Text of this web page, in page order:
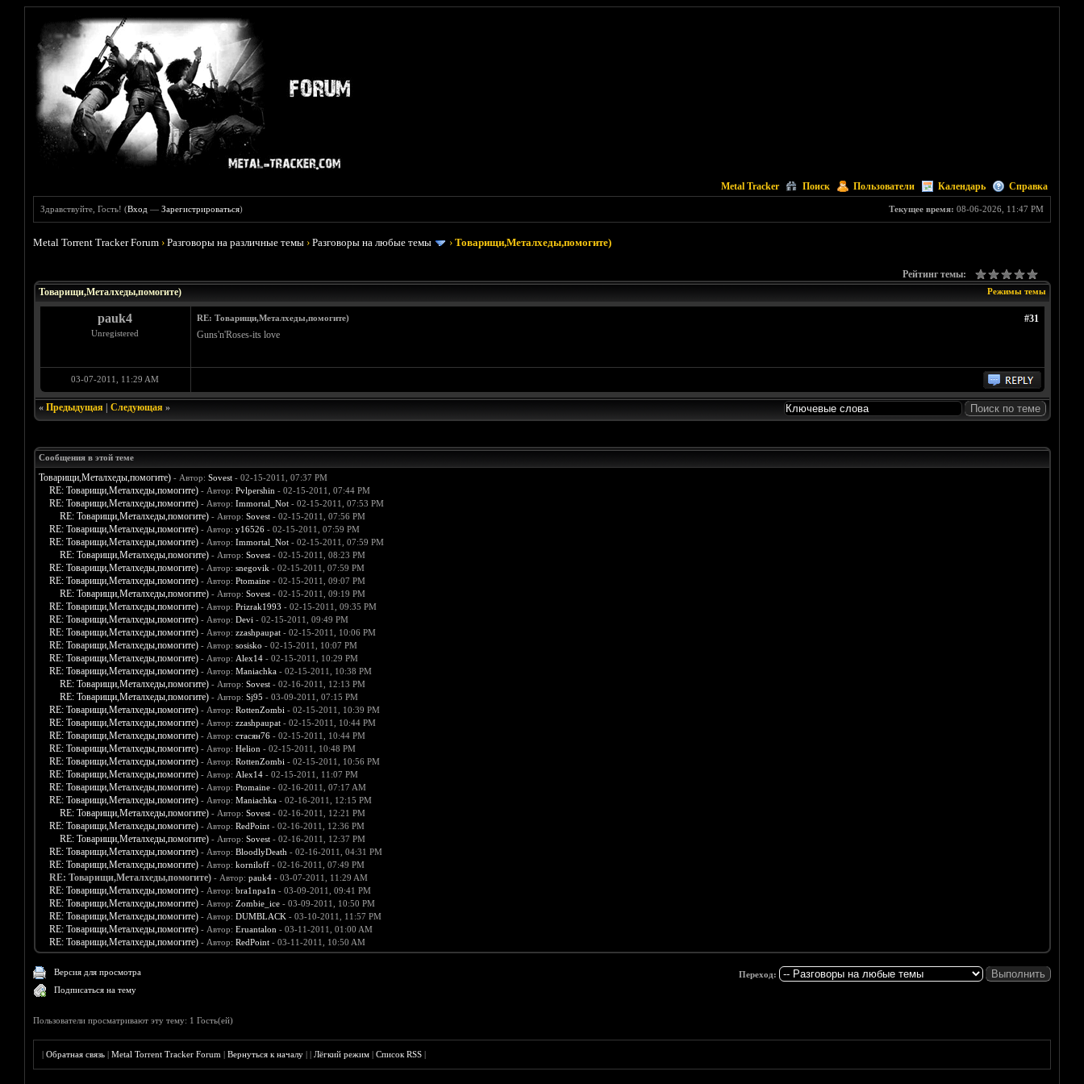
Metal Tracker Поиск Пользователи Календарь Справка
Текущее время: 08-06-2026, 11:47 PM
Здравствуйте, Гость! (Вход —Зарегистрироваться)
Metal Torrent Tracker Forum ›Разговоры на различные темы ›Разговоры на любые темы ›Товарищи,Металхеды,помогите)
Рейтинг темы:
Режимы темы
Товарищи,Металхеды,помогите)
pauk4
Unregistered
#31
RE: Товарищи,Металхеды,помогите)
Guns'n'Roses-its love
03-07-2011, 11:29 AM
« Предыдущая| Следующая»
Сообщения в этой теме
Товарищи,Металхеды,помогите) - Автор: Sovest- 02-15-2011, 07:37 PM
RE: Товарищи,Металхеды,помогите) - Автор: Pvlpershin - 02-15-2011, 07:44 PM
RE: Товарищи,Металхеды,помогите) - Автор: Immortal_Not- 02-15-2011, 07:53 PM
RE: Товарищи,Металхеды,помогите) - Автор: Sovest- 02-15-2011, 07:56 PM
RE: Товарищи,Металхеды,помогите) - Автор: y16526- 02-15-2011, 07:59 PM
RE: Товарищи,Металхеды,помогите) - Автор: Immortal_Not- 02-15-2011, 07:59 PM
RE: Товарищи,Металхеды,помогите) - Автор: Sovest- 02-15-2011, 08:23 PM
RE: Товарищи,Металхеды,помогите) - Автор: snegovik - 02-15-2011, 07:59 PM
RE: Товарищи,Металхеды,помогите) - Автор: Ptomaine- 02-15-2011, 09:07 PM
RE: Товарищи,Металхеды,помогите) - Автор: Sovest- 02-15-2011, 09:19 PM
RE: Товарищи,Металхеды,помогите) - Автор: Prizrak1993 - 02-15-2011, 09:35 PM
RE: Товарищи,Металхеды,помогите) - Автор: Devi - 02-15-2011, 09:49 PM
RE: Товарищи,Металхеды,помогите) - Автор: zzashpaupat- 02-15-2011, 10:06 PM
RE: Товарищи,Металхеды,помогите) - Автор: sosisko - 02-15-2011, 10:07 PM
RE: Товарищи,Металхеды,помогите) - Автор: Alex14- 02-15-2011, 10:29 PM
RE: Товарищи,Металхеды,помогите) - Автор: Maniachka- 02-15-2011, 10:38 PM
RE: Товарищи,Металхеды,помогите) - Автор: Sovest- 02-16-2011, 12:13 PM
RE: Товарищи,Металхеды,помогите) - Автор: Sj95 - 03-09-2011, 07:15 PM
RE: Товарищи,Металхеды,помогите) - Автор: RottenZombi - 02-15-2011, 10:39 PM
RE: Товарищи,Металхеды,помогите) - Автор: zzashpaupat- 02-15-2011, 10:44 PM
RE: Товарищи,Металхеды,помогите) - Автор: стасян76- 02-15-2011, 10:44 PM
RE: Товарищи,Металхеды,помогите) - Автор: Helion - 02-15-2011, 10:48 PM
RE: Товарищи,Металхеды,помогите) - Автор: RottenZombi - 02-15-2011, 10:56 PM
RE: Товарищи,Металхеды,помогите) - Автор: Alex14- 02-15-2011, 11:07 PM
RE: Товарищи,Металхеды,помогите) - Автор: Ptomaine- 02-16-2011, 07:17 AM
RE: Товарищи,Металхеды,помогите) - Автор: Maniachka- 02-16-2011, 12:15 PM
RE: Товарищи,Металхеды,помогите) - Автор: Sovest- 02-16-2011, 12:21 PM
RE: Товарищи,Металхеды,помогите) - Автор: RedPoint- 02-16-2011, 12:36 PM
RE: Товарищи,Металхеды,помогите) - Автор: Sovest- 02-16-2011, 12:37 PM
RE: Товарищи,Металхеды,помогите) - Автор: BloodlyDeath - 02-16-2011, 04:31 PM
RE: Товарищи,Металхеды,помогите) - Автор: korniloff- 02-16-2011, 07:49 PM
RE: Товарищи,Металхеды,помогите) - Автор: pauk4- 03-07-2011, 11:29 AM
RE: Товарищи,Металхеды,помогите) - Автор: bra1npa1n - 03-09-2011, 09:41 PM
RE: Товарищи,Металхеды,помогите) - Автор: Zombie_ice- 03-09-2011, 10:50 PM
RE: Товарищи,Металхеды,помогите) - Автор: DUMBLACK- 03-10-2011, 11:57 PM
RE: Товарищи,Металхеды,помогите) - Автор: Eruantalon - 03-11-2011, 01:00 AM
RE: Товарищи,Металхеды,помогите) - Автор: RedPoint- 03-11-2011, 10:50 AM
Версия для просмотра
Подписаться на тему
Переход:
Пользователи просматривают эту тему: 1 Гость(ей)
|Обратная связь |Metal Torrent Tracker Forum |Вернуться к началу ||Лёгкий режим |Список RSS |